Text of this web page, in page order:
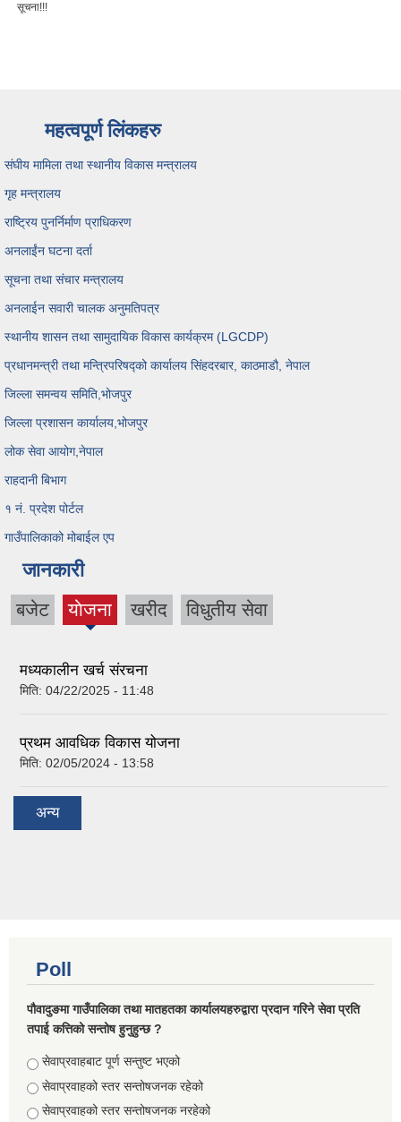
सूचना!!!
महत्वपूर्ण लिंकहरु
संघीय मामिला तथा स्थानीय विकास मन्त्रालय
गृह मन्त्रालय
राष्ट्रिय पुनर्निर्माण प्राधिकरण
अनलाईंन घटना दर्ता
सूचना तथा संचार मन्त्रालय
अनलाईन सवारी चालक अनुमतिपत्र
स्थानीय शासन तथा सामुदायिक विकास कार्यक्रम (LGCDP)
प्रधानमन्त्री तथा मन्त्रिपरिषद्को कार्यालय सिंहदरबार, काठमाडौ, नेपाल
जिल्ला समन्वय समिति,भोजपुर
जिल्ला प्रशासन कार्यालय,भोजपुर
लोक सेवा आयोग,नेपाल
राहदानी बिभाग
१ नं. प्रदेश पोर्टल
गाउँपालिकाको मोबाईल एप
जानकारी
बजेट याेजना
(active
खरीद विधुतीय सेवा
मध्यकालीन खर्च संरचना
मिति: 04/22/2025 - 11:48
प्रथम आवधिक विकास योजना
मिति: 02/05/2024 - 13:58
अन्य
Poll
पौवादुङमा गाउँपालिका तथा मातहतका कार्यालयहरुद्वारा प्रदान गरिने सेवा प्रति
तपाई कत्तिको सन्तोष हुनुहुन्छ ?
Choices
सेवाप्रवाहबाट पूर्ण सन्तुष्ट भएको
सेवाप्रवाहको स्तर सन्तोषजनक रहेको
सेवाप्रवाहको स्तर सन्तोषजनक नरहेको